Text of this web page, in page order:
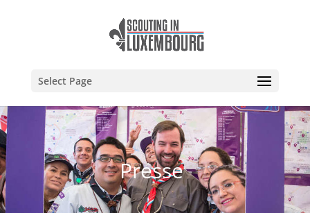
Select Page
Presse